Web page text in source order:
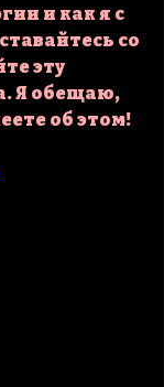
и как я с
со
эту
Я обещаю,
об этом!